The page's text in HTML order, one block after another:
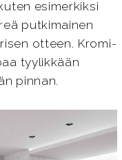
esimerkiksi
putkimainen
otteen. Kromi-
tyylikkään
pinnan.